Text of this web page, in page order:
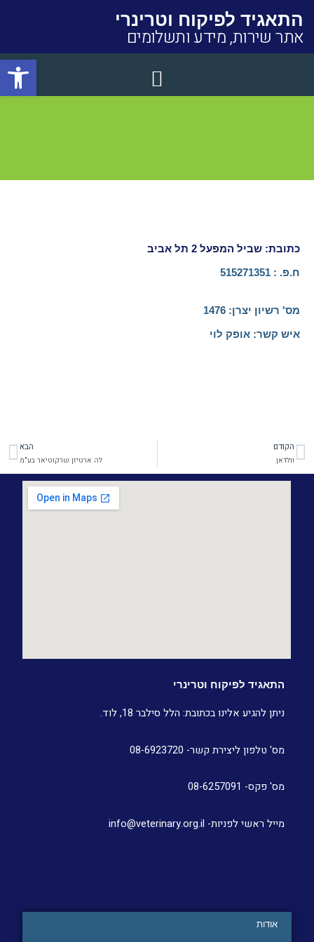
התאגיד לפיקוח וטרינרי
אתר שירות, מידע ותשלומים
כתובת: שביל המפעל 2 תל אביב
ח.פ. : 515271351
מס' רשיון יצרן:​ 1476
איש קשר: אופק לוי
קודם
הקודם
וולדאן
הבא
לה ארטיזן שרקוטיאר בע"מ
אודות
התאגיד לפיקוח וטרינרי
ניתן להגיע אלינו בכתובת: הלל סילבר 18, לוד.
מס' טלפון ליצירת קשר- 08-6923720
מס' פקס- 08-6257091
מייל ראשי לפניות- info@veterinary.org.il
פתח